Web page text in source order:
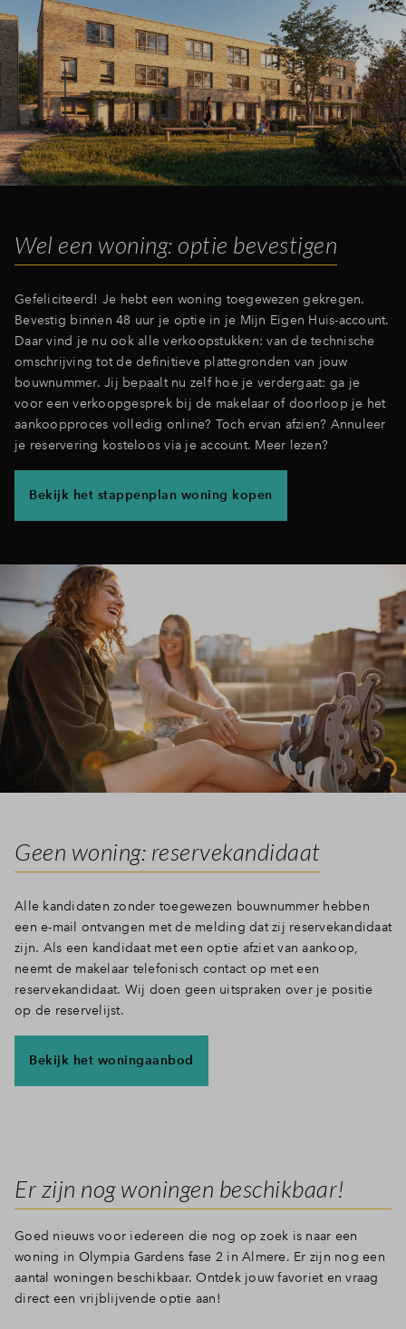
Inloggen
Wel een woning: optie bevestigen
Gefeliciteerd! Je hebt een woning toegewezen gekregen.
Bevestig binnen 48 uur je optie in je Mijn Eigen Huis-account.
Daar vind je nu ook alle verkoopstukken: van de technische
omschrijving tot de definitieve plattegronden van jouw
bouwnummer. Jij bepaalt nu zelf hoe je verdergaat: ga je
voor een verkoopgesprek bij de makelaar of doorloop je het
aankoopproces volledig online? Toch ervan afzien? Annuleer
je reservering kosteloos via je account. Meer lezen?
Bekijk het stappenplan woning kopen
Geen woning: reservekandidaat
Alle kandidaten zonder toegewezen bouwnummer hebben
een e-mail ontvangen met de melding dat zij reservekandidaat
zijn. Als een kandidaat met een optie afziet van aankoop,
neemt de makelaar telefonisch contact op met een
reservekandidaat. Wij doen geen uitspraken over je positie
op de reservelijst.
Bekijk het woningaanbod
Er zijn nog woningen beschikbaar!
Goed nieuws voor iedereen die nog op zoek is naar een
woning in Olympia Gardens fase 2 in Almere. Er zijn nog een
aantal woningen beschikbaar. Ontdek jouw favoriet en vraag
direct een vrijblijvende optie aan!